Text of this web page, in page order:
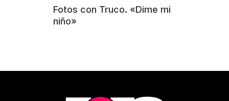
Fotos con Truco. «Dime mi
niño»